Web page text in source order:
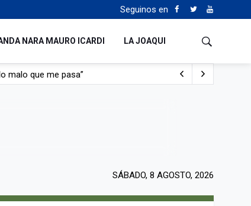
Seguinos en
NARA MAURO ICARDI LA JOAQUI
y prendido fuego
SÁBADO, 8 AGOSTO, 2026